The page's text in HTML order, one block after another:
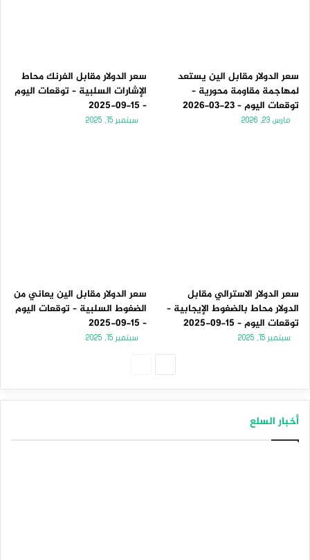
سعر الدولار مقابل الين يستعد
لمهاجمة مقاومة محورية –
توقعات اليوم – 23-03-2026
مارس 23, 2026
سعر الدولار مقابل الفرنك محاط
الإشارات السلبية – توقعات اليوم
– 15-09-2025
سبتمبر 15, 2025
سعر الدولار الاسترالي مقابل
الدولار محاط بالضغوط الإيجابية –
توقعات اليوم – 15-09-2025
سبتمبر 15, 2025
سعر الدولار مقابل الين يعاني من
الضغوط السلبية – توقعات اليوم
– 15-09-2025
سبتمبر 15, 2025
أخبار السلع